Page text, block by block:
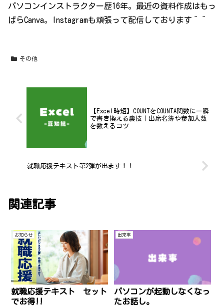
パソコンインストラクター歴16年。最近の資料作成はもっ
ぱらCanva。Instagramも頑張って配信しております＾＾
その他
【Excel時短】COUNTをCOUNTA関数に一瞬
で書き換える裏技｜出席名簿や参加人数
を数えるコツ
就職応援テキスト第2弾が出ます！！
関連記事
お知らせ
就職応援テキスト セット
でお得!!
出来事
パソコンが起動しなくなっ
たお話し。